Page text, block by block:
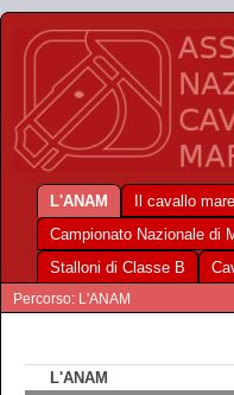
L'ANAM Il cavallo
Campionato Nazionale di
Stalloni di Classe B
Percorso: L'ANAM
L'ANAM